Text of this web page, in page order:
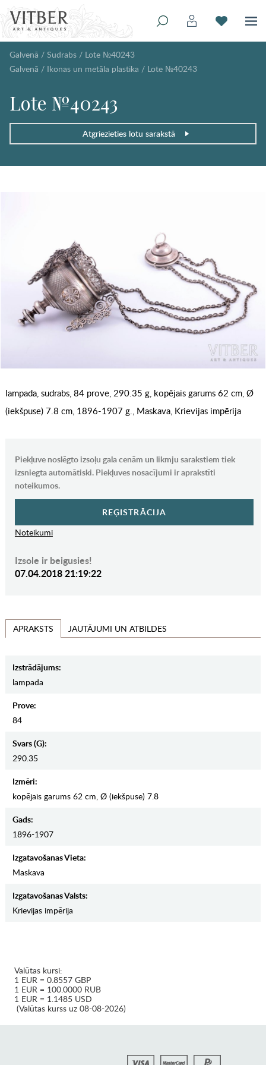
Galvenā / Sudrabs / Lote №40243
Galvenā / Ikonas un metāla plastika / Lote №40243
Lote №40243
Atgriezieties lotu sarakstā
lampada, sudrabs, 84 prove, 290.35 g, kopējais garums 62 cm, Ø
(iekšpuse) 7.8 cm, 1896-1907 g., Maskava, Krievijas impērija
Piekļuve noslēgto izsoļu gala cenām un likmju sarakstiem tiek
izsniegta automātiski. Piekļuves nosacījumi ir aprakstīti
noteikumos.
REĢISTRĀCIJA
Noteikumi
Izsole ir beigusies!
07.04.2018 21:19:22
APRAKSTS JAUTĀJUMI UN ATBILDES
Izstrādājums:
lampada
Prove:
84
Svars (g):
290.35
Izmēri:
kopējais garums 62 cm, Ø (iekšpuse) 7.8
Gads:
1896-1907
Izgatavošanas Vieta:
Maskava
Izgatavošanas Valsts:
Krievijas impērija
Valūtas kursi:
1 EUR = 0.8557 GBP
1 EUR = 100.0000 RUB
1 EUR = 1.1485 USD
(Valūtas kurss uz 08-08-2026)